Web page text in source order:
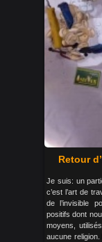
Retour
Je suis: un
c’est l’art de
de l’invisible
positifs dont
moyens,
aucune